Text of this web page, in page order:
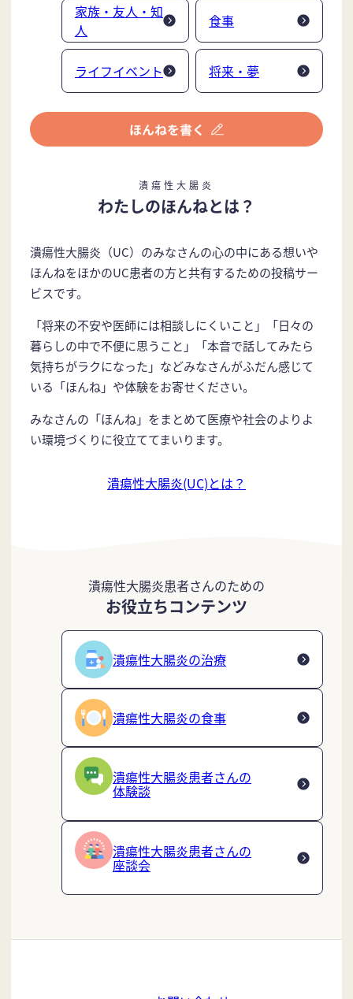
家族・友人・知
人
食事
ライフイベント 将来・夢
潰瘍性大腸炎
わたしのほんねとは？
潰瘍性大腸炎（UC）のみなさんの心の中にある想いや
ほんねをほかのUC患者の方と共有するための投稿サー
ビスです。
「将来の不安や医師には相談しにくいこと」「日々の
暮らしの中で不便に思うこと」「本音で話してみたら
気持ちがラクになった」などみなさんがふだん感じて
いる「ほんね」や体験をお寄せください。
みなさんの「ほんね」をまとめて医療や社会のよりよ
い環境づくりに役立ててまいります。
潰瘍性大腸炎(UC)とは？
潰瘍性大腸炎患者さんのための
お役立ちコンテンツ
潰瘍性大腸炎の治療
潰瘍性大腸炎の食事
潰瘍性大腸炎患者さんの
体験談
潰瘍性大腸炎患者さんの
座談会